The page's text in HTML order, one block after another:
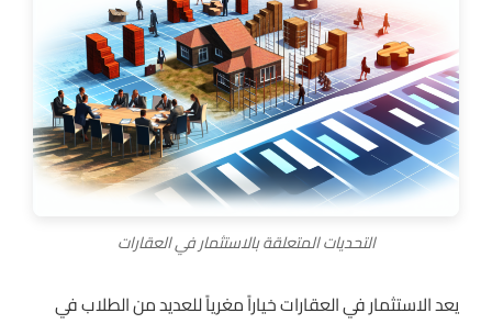
التحديات المتعلقة بالاستثمار في العقارات
يعد الاستثمار في العقارات خياراً مغرياً للعديد من الطلاب في